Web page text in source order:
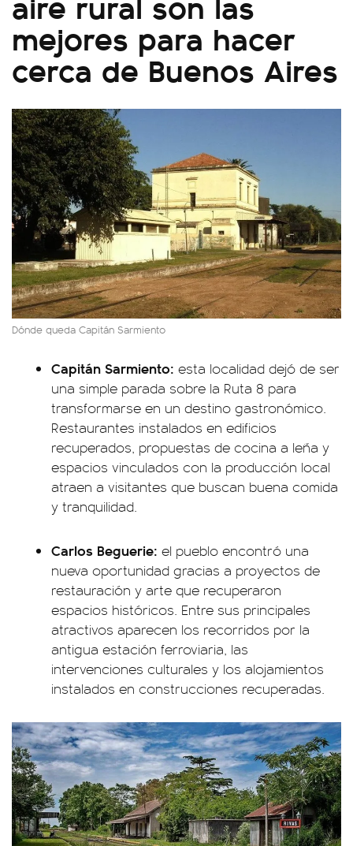
mejores para hacer
cerca de Buenos Aires
Dónde queda Capitán Sarmiento
Capitán Sarmiento: esta localidad dejó de ser
una simple parada sobre la Ruta 8 para
transformarse en un destino gastronómico.
Restaurantes instalados en edificios
recuperados, propuestas de cocina a leña y
espacios vinculados con la producción local
atraen a visitantes que buscan buena comida
y tranquilidad.
Carlos Beguerie: el pueblo encontró una
nueva oportunidad gracias a proyectos de
restauración y arte que recuperaron
espacios históricos. Entre sus principales
atractivos aparecen los recorridos por la
antigua estación ferroviaria, las
intervenciones culturales y los alojamientos
instalados en construcciones recuperadas.